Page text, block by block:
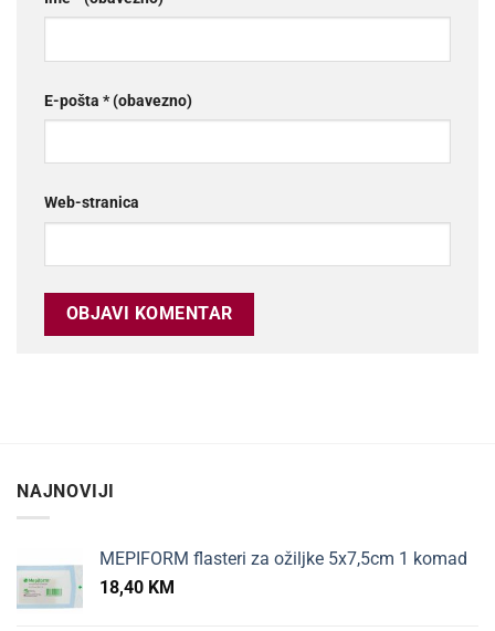
E-pošta * (obavezno)
Web-stranica
NAJNOVIJI
MEPIFORM flasteri za ožiljke 5x7,5cm 1 komad
18,40 KM